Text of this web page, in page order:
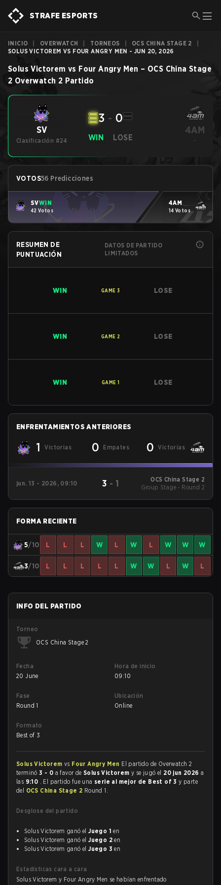
STRAFE ESPORTS
INICIO OVERWATCH TORNEOS OCS CHINA STAGE 2
SOLUS VICTOREM VS FOUR ANGRY MEN - JUN 20, 2026
Solus Victorem vs Four Angry Men – OCS China Stage
2 Overwatch 2 Partido
SV
Clasificación #24 WIN
3 - 0
LOSE
4AM
-
VOTOS56 Predicciones
SVWIN
42 Votos
4AM
14 Votos
RESUMEN DE
PUNTUACIÓN
DATOS DE PARTIDO
LIMITADOS
WIN GAME 3 LOSE
WIN GAME 2 LOSE
WIN GAME 1 LOSE
ENFRENTAMIENTOS ANTERIORES
1 Victorias 0 Empates 0 Victorias
jun. 13 - 2026, 09:10 3 - 1
OCS China Stage 2
Group Stage - Round 2
FORMA RECIENTE
5/10 L L L W L W L W W W
3/10 L L L L L W W L W L
INFO DEL PARTIDO
Torneo
OCS China Stage 2
Fecha
20 June
Hora de inicio
09:10
Fase
Round 1
Ubicación
Online
Formato
Best of 3
Solus Victorem vs Four Angry Men El partido de Overwatch 2
terminó3 - 0 a favor deSolus Victoremy se jugó el 20 jun 2026a
las 9:10 . El partido fue una serie al mejor de Best of 3y parte
del OCS China Stage 2 Round 1.
Desglose del partido
Solus Victorem ganó elJuego 1 en
Solus Victorem ganó elJuego 2 en
Solus Victorem ganó elJuego 3 en
Estadísticas cara a cara
Solus Victorem y Four Angry Men se habían enfrentado